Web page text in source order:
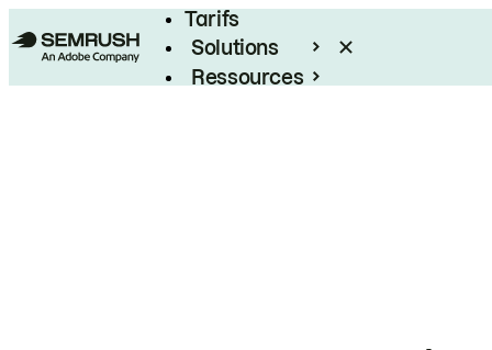
Tarifs
Solutions
Ressources